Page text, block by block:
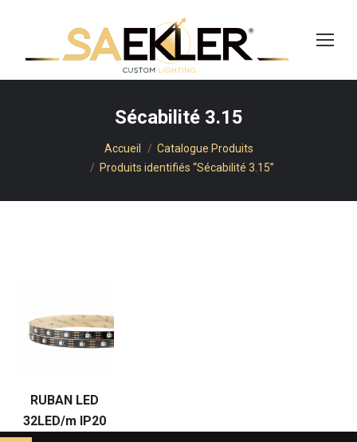
Sécabilité 3.15
Accueil
Catalogue Produits
Produits identifiés “Sécabilité 3.15”
RUBAN LED
32LED/m IP20